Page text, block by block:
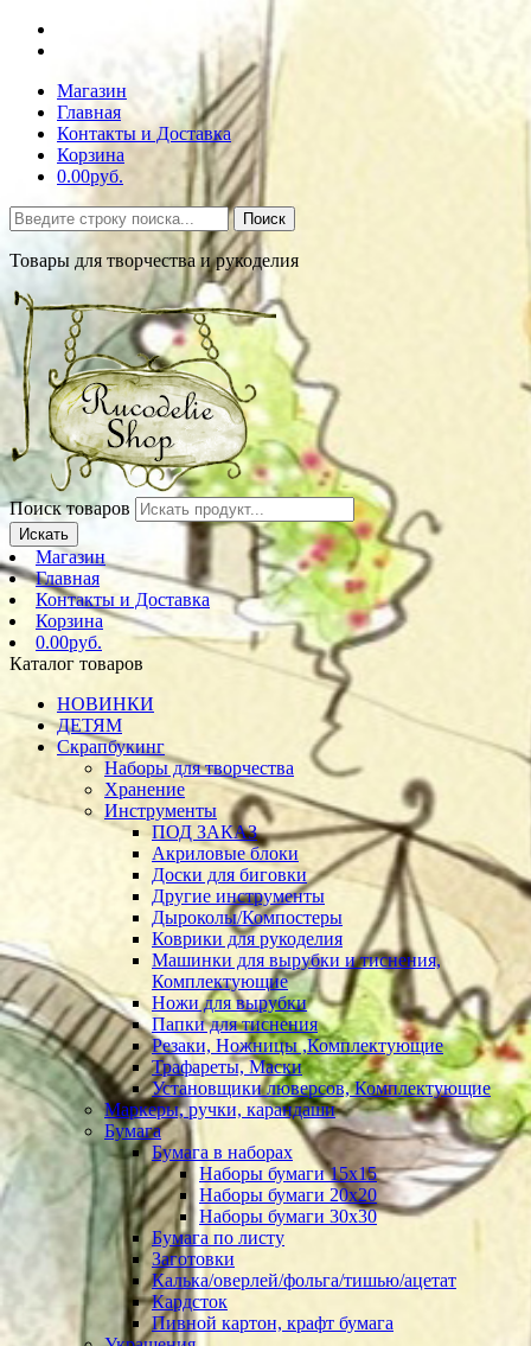
Магазин
Главная
Контакты и Доставка
Корзина
0.00руб.
Поиск
Товары для творчества и рукоделия
Поиск товаров
Искать
Магазин
Главная
Контакты и Доставка
Корзина
0.00руб.
Каталог товаров
НОВИНКИ
ДЕТЯМ
Скрапбукинг
Наборы для творчества
Хранение
Инструменты
ПОД ЗАКАЗ
Акриловые блоки
Доски для биговки
Другие инструменты
Дыроколы/Компостеры
Коврики для рукоделия
Машинки для вырубки и тиснения,
Комплектующие
Ножи для вырубки
Папки для тиснения
Резаки, Ножницы ,Комплектующие
Трафареты, Маски
Установщики люверсов, Комплектующие
Маркеры, ручки, карандаши
Бумага
Бумага в наборах
Наборы бумаги 15х15
Наборы бумаги 20х20
Наборы бумаги 30х30
Бумага по листу
Заготовки
Калька/оверлей/фольга/тишью/ацетат
Кардсток
Пивной картон, крафт бумага